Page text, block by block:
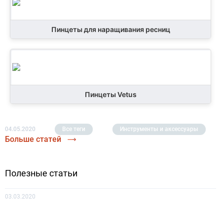
Пинцеты для наращивания ресниц
Пинцеты Vetus
04.05.2020 Все теги Инструменты и аксессуары
Больше статей
Полезные статьи
03.03.2020